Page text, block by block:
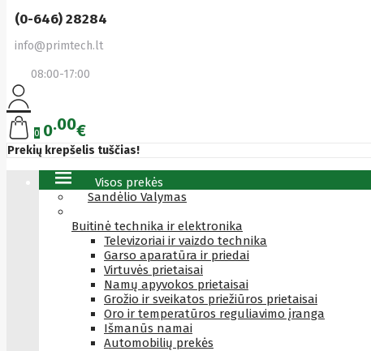
(0-646) 28284
info@primtech.lt
08:00-17:00
0 0 00€
Prekių krepšelis tuščias!
Visos prekės
Sandėlio Valymas
Buitinė technika ir elektronika
Televizoriai ir vaizdo technika
Garso aparatūra ir priedai
Virtuvės prietaisai
Namų apyvokos prietaisai
Grožio ir sveikatos priežiūros prietaisai
Oro ir temperatūros reguliavimo įranga
Išmanūs namai
Automobilių prekės